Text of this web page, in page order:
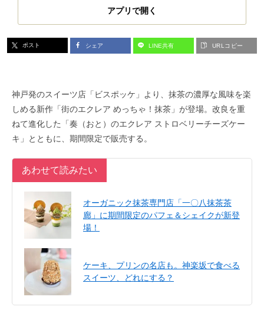
アプリで開く
ポスト シェア LINE共有 URLコピー
神戸発のスイーツ店「ビスポッケ」より、抹茶の濃厚な風味を楽
しめる新作「街のエクレア めっちゃ！抹茶」が登場。改良を重
ねて進化した「奏（おと）のエクレア ストロベリーチーズケー
キ」とともに、期間限定で販売する。
あわせて読みたい
オーガニック抹茶専門店「一〇八抹茶茶
廊」に期間限定のパフェ＆シェイクが新登
場！
ケーキ、プリンの名店も。神楽坂で食べる
スイーツ、どれにする？